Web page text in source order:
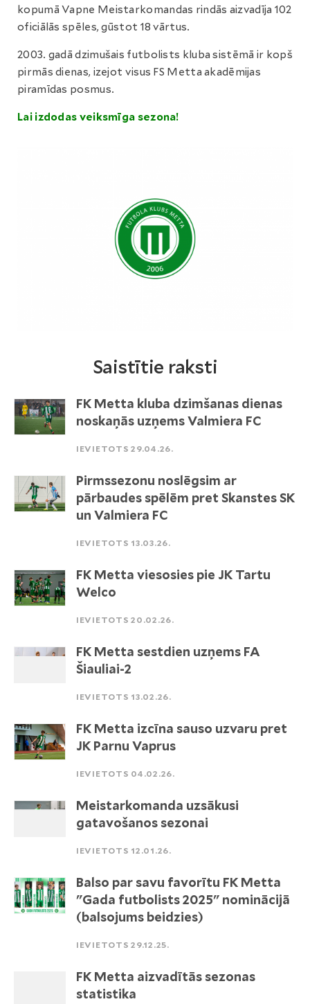
kopumā Vapne Meistarkomandas rindās aizvadīja 102
oficiālās spēles, gūstot 18 vārtus.
2003. gadā dzimušais futbolists kluba sistēmā ir kopš
pirmās dienas, izejot visus FS Metta akadēmijas
piramīdas posmus.
Lai izdodas veiksmīga sezona!
Saistītie raksti
FK Metta kluba dzimšanas dienas
noskaņās uzņems Valmiera FC
IEVIETOTS 29.04.26.
Pirmssezonu noslēgsim ar
pārbaudes spēlēm pret Skanstes SK
un Valmiera FC
IEVIETOTS 13.03.26.
FK Metta viesosies pie JK Tartu
Welco
IEVIETOTS 20.02.26.
FK Metta sestdien uzņems FA
Šiauliai-2
IEVIETOTS 13.02.26.
FK Metta izcīna sauso uzvaru pret
JK Parnu Vaprus
IEVIETOTS 04.02.26.
Meistarkomanda uzsākusi
gatavošanos sezonai
IEVIETOTS 12.01.26.
Balso par savu favorītu FK Metta
"Gada futbolists 2025" nominācijā
(balsojums beidzies)
IEVIETOTS 29.12.25.
FK Metta aizvadītās sezonas
statistika